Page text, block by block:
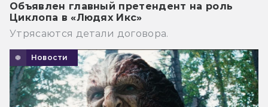
Объявлен главный претендент на роль
Циклопа в «Людях Икс»
Утрясаются детали договора.
Новости